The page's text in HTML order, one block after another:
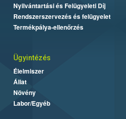
Nyilvántartási és Felügyeleti Díj
Rendszerszervezés és felügyelet
Termékpálya-ellenőrzés
Ügyintézés
Élelmiszer
Állat
Növény
Labor/Egyéb